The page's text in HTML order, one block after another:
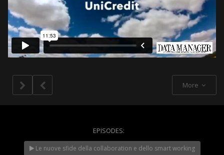
More
WeChangeIT Forum
2023 – Il Made in Italy
EPISODES:
Le nuove sfide della collaboration e dello smart working